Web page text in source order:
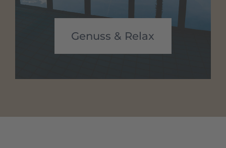
Genuss & Relax